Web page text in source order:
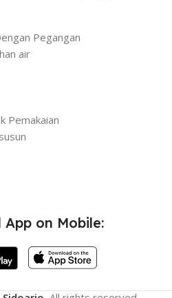
Pegangan
air
Pemakaian
on Mobile: